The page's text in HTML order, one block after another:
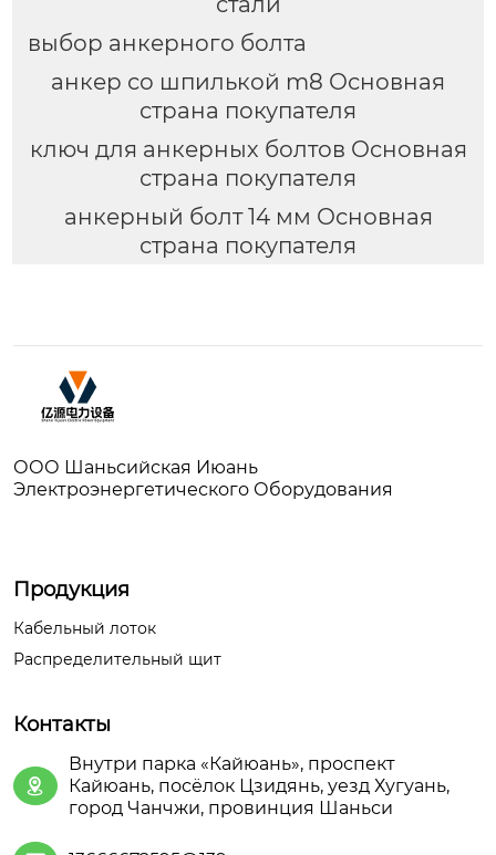
выбор анкерного болта
анкер со шпилькой m8 Основная
страна покупателя
ключ для анкерных болтов Основная
страна покупателя
анкерный болт 14 мм Основная
страна покупателя
ООО Шаньсийская Июань
Электроэнергетического Оборудования
Продукция
Кабельный лоток
Распределительный щит
Контакты

Внутри парка «Кайюань», проспект
Кайюань, посёлок Цзидянь, уезд Хугуань,
город Чанчжи, провинция Шаньси